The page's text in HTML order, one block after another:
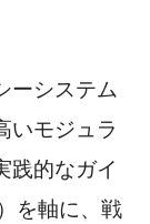
ーシステム
いモジュラ
践的なガイ
を軸に、戦